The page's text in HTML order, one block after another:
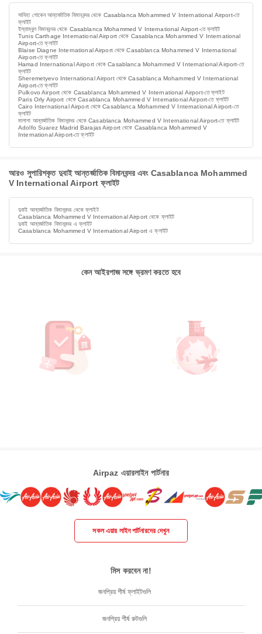
সাবিহা গোকেন আন্তর্জাতিক বিমানবন্দর থেকে Casablanca Mohammed V International Airport-তে
ফ্লাইট
ইস্তাম্বুল বিমানবন্দর থেকে Casablanca Mohammed V International Airport-তে ফ্লাইট
Tunis Carthage International Airport থেকে Casablanca Mohammed V International
Airport-তে ফ্লাইট
Blaise Diagne International Airport থেকে Casablanca Mohammed V International
Airport-তে ফ্লাইট
Hamad International Airport থেকে Casablanca Mohammed V International Airport-তে
ফ্লাইট
Sheremetyevo International Airport থেকে Casablanca Mohammed V International
Airport-তে ফ্লাইট
Pulkovo Airport থেকে Casablanca Mohammed V International Airport-তে ফ্লাইট
Paris Orly Airport থেকে Casablanca Mohammed V International Airport-তে ফ্লাইট
Cairo International Airport থেকে Casablanca Mohammed V International Airport-তে
ফ্লাইট
মালাগা আন্তর্জাতিক বিমানবন্দর থেকে Casablanca Mohammed V International Airport-তে ফ্লাইট
Adolfo Suarez Madrid Barajas Airport থেকে Casablanca Mohammed V
International Airport-তে ফ্লাইট
আরও সুপারিশকৃত দুবাই আন্তর্জাতিক বিমানবন্দর এবং Casablanca Mohammed
V International Airport ফ্লাইট
দুবাই আন্তর্জাতিক বিমানবন্দর থেকে ফ্লাইট
Casablanca Mohammed V International Airport থেকে ফ্লাইট
দুবাই আন্তর্জাতিক বিমানবন্দর এ ফ্লাইট
Casablanca Mohammed V International Airport এ ফ্লাইট
কেন আইরপাজ সঙ্গে ভ্রমণ করতে হবে
Airpaz এয়ারলাইন পার্টনার
সকল এয়ার লাইন পার্টনারদের দেখুন
মিস করবেন না!
জনপ্রিয় শীর্ষ ফ্লাইটগুলি
জনপ্রিয় শীর্ষ রুটগুলি